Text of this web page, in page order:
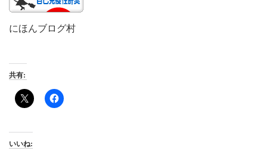
にほんブログ村
共有:
いいね: